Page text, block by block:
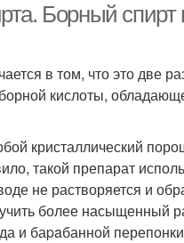
Борный
в том, что это две
кислоты,
кристаллический
такой препарат
не растворяется и
более насыщенный
и баpaбанной